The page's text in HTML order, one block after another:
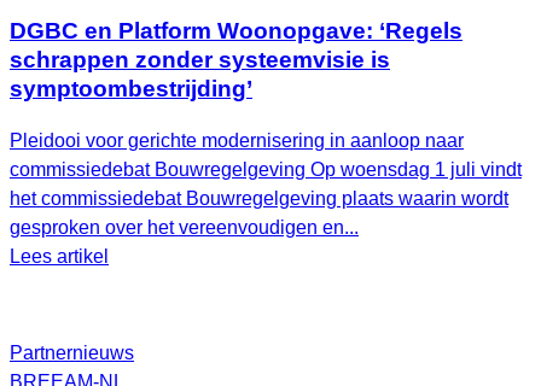
DGBC en Platform Woonopgave: ‘Regels
schrappen zonder systeemvisie is
symptoombestrijding’
Pleidooi voor gerichte modernisering in aanloop naar
commissiedebat Bouwregelgeving Op woensdag 1 juli vindt
het commissiedebat Bouwregelgeving plaats waarin wordt
gesproken over het vereenvoudigen en...
Lees artikel
Partnernieuws
BREEAM-NL